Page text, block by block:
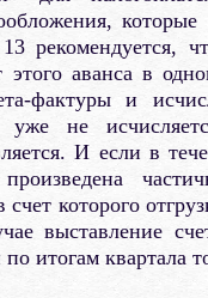
рекомендуется,
этого аванса в
фактуры и
не
И если в
счет которого
выставление
итогам квартала